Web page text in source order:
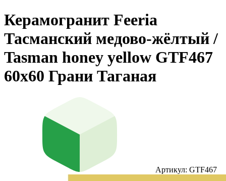
Керамогранит Feeria
Тасманский медово‑жёлтый /
Tasman honey yellow GTF467
60х60 Грани Таганая
Артикул: GTF467